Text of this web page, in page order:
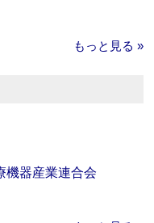
もっと見る »
器産業連合会